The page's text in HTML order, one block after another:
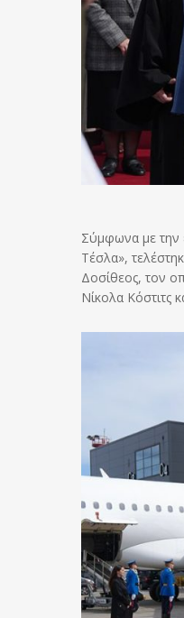
Σύμφωνα με την
Τέσλα»,
Δοσίθεος, τον
Νίκολα Κόστιτς